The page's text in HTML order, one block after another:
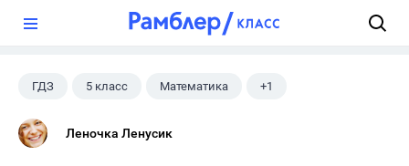
ГДЗ 5 класс Математика +1
Виленкин Н.Я.
Леночка Ленусик